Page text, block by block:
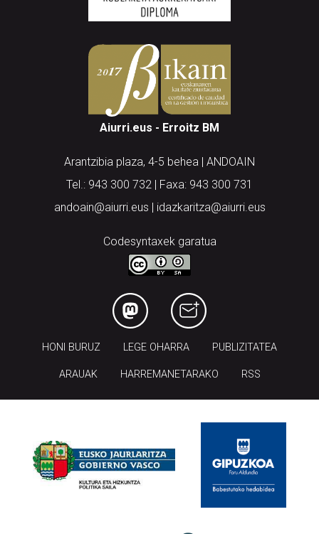
Aiurri.eus - Erroitz BM
Arantzibia plaza, 4-5 behea | ANDOAIN
Tel.: 943 300 732 | Faxa: 943 300 731
andoain@aiurri.eus | idazkaritza@aiurri.eus
Codesyntaxek garatua
HONI BURUZ LEGE OHARRA PUBLIZITATEA
ARAUAK HARREMANETARAKO RSS